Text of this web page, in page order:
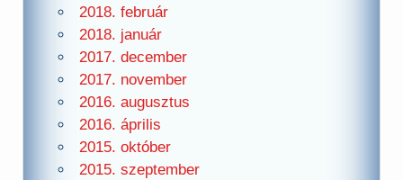
2018. február
2018. január
2017. december
2017. november
2016. augusztus
2016. április
2015. október
2015. szeptember